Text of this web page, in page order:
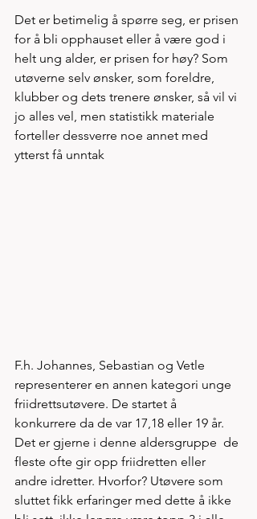
Det er betimelig å spørre seg, er prisen
for å bli opphauset eller å være god i
helt ung alder, er prisen for høy? Som
utøverne selv ønsker, som foreldre,
klubber og dets trenere ønsker, så vil vi
jo alles vel, men statistikk materiale
forteller dessverre noe annet med
ytterst få unntak
F.h. Johannes, Sebastian og Vetle
representerer en annen kategori unge
friidrettsutøvere. De startet å
konkurrere da de var 17,18 eller 19 år.
Det er gjerne i denne aldersgruppe  de
fleste ofte gir opp friidretten eller
andre idretter. Hvorfor? Utøvere som
sluttet fikk erfaringer med dette å ikke